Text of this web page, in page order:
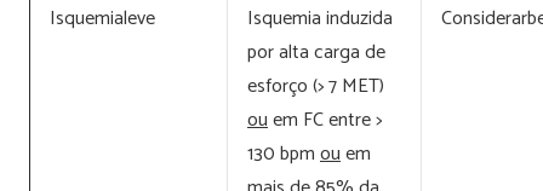
Isquemialeve
Isquemia induzida
por alta carga de
esforço (> 7 MET)
ouem FC entre >
130 bpmouem